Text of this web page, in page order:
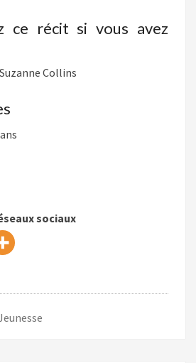
ce récit si vous avez
Suzanne Collins
sociaux